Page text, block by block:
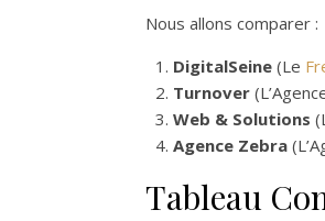
Nous allons comparer :
DigitalSeine (Le
Turnover
Web & Solutions
Agence Zebra
Tableau